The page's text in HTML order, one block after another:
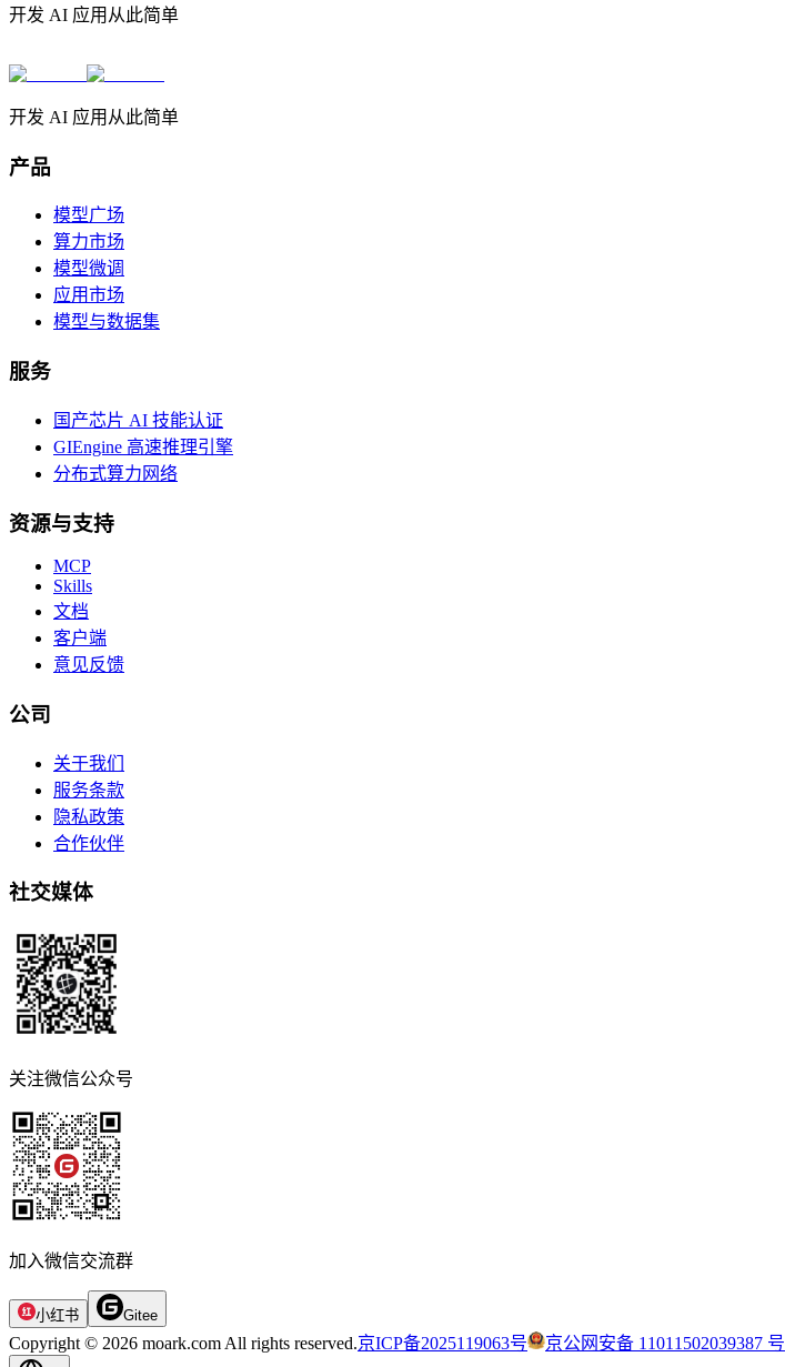
开发 AI 应用从此简单
开发 AI 应用从此简单
产品
模型广场
算力市场
模型微调
应用市场
模型与数据集
服务
国产芯片 AI 技能认证
GIEngine 高速推理引擎
分布式算力网络
资源与支持
MCP
Skills
文档
客户端
意见反馈
公司
关于我们
服务条款
隐私政策
合作伙伴
社交媒体
关注微信公众号
加入微信交流群
小红书 Gitee
Copyright © 2026 moark.com All rights reserved.京ICP备2025119063号 京公网安备 11011502039387 号